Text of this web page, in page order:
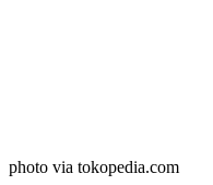
photo via tokopedia.com